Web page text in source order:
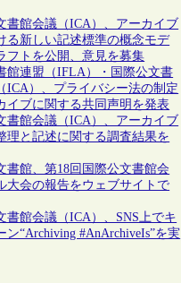
書館会議（ICA）、アーカイブ
る新しい記述標準の概念モデ
フトを公開、意見を募集
館連盟（IFLA）・国際公文書
ICA）、プライバシー法の制定
イブに関する共同声明を発表
書館会議（ICA）、アーカイブ
理と記述に関する調査結果を
書館、第18回国際公文書館会
大会の報告をウェブサイトで
書館会議（ICA）、SNS上でキ
ン“Archiving #AnArchiveIs”を実